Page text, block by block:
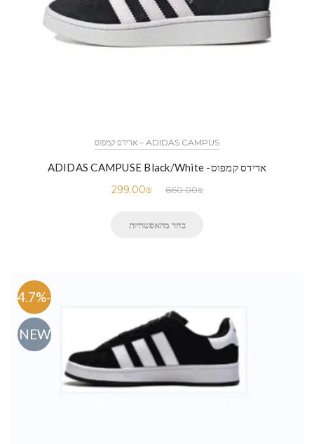
ADIDAS CAMPUS – אדידס קמפוס
אדידס קמפוס- ADIDAS CAMPUSE Black/White
660.00₪
299.00₪
בחר מהאפשרויות
-54.7%
NEW